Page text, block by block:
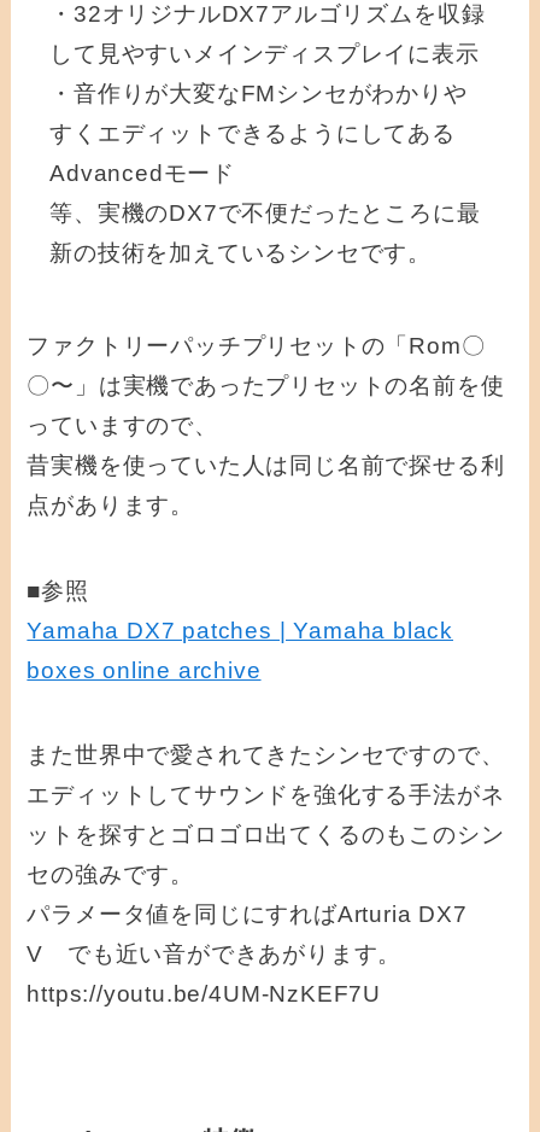
・32オリジナルDX7アルゴリズムを収録
して見やすいメインディスプレイに表示
・音作りが大変なFMシンセがわかりや
すくエディットできるようにしてある
Advancedモード
等、実機のDX7で不便だったところに最
新の技術を加えているシンセです。
ファクトリーパッチプリセットの「Rom〇
〇〜」は実機であったプリセットの名前を使
っていますので、
昔実機を使っていた人は同じ名前で探せる利
点があります。
■参照
Yamaha DX7 patches | Yamaha black
boxes online archive
また世界中で愛されてきたシンセですので、
エディットしてサウンドを強化する手法がネ
ットを探すとゴロゴロ出てくるのもこのシン
セの強みです。
パラメータ値を同じにすればArturia DX7
V でも近い音ができあがります。
https://youtu.be/4UM-NzKEF7U